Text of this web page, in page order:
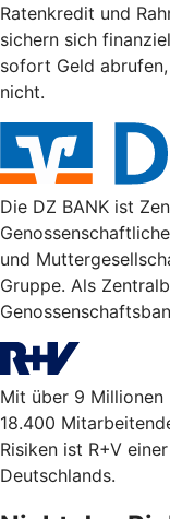
Ratenkredit und
sichern sich
sofort Geld
nicht.
Die DZ BANK ist
und
Gruppe. Als
Mit über 9 Millionen
18.400
Risiken ist R+V
Deutschlands.